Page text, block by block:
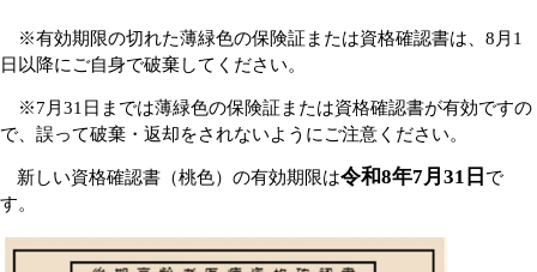
※有効期限の切れた薄緑色の保険証または資格確認書は、8月1
日以降にご自身で破棄してください。
※7月31日までは薄緑色の保険証または資格確認書が有効ですの
で、誤って破棄・返却をされないようにご注意ください。
新しい資格確認書（桃色）の有効期限は令和8年7月31日 で
す。